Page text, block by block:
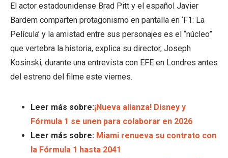
El actor estadounidense Brad Pitt y el español Javier
Bardem comparten protagonismo en pantalla en ‘F1: La
Película’ y la amistad entre sus personajes es el “núcleo”
que vertebra la historia, explica su director, Joseph
Kosinski, durante una entrevista con EFE en Londres antes
del estreno del filme este viernes.
Leer más sobre:¡Nueva alianza! Disney y
Fórmula 1 se unen para colaborar en 2026
Leer más sobre: Miami renueva su contrato con
la Fórmula 1 hasta 2041